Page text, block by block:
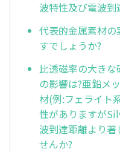
波特性及び電波到
代表的金属素材
すでしょうか?
比透磁率の大き
の影響は?亜鉛メ
材(例:フェライト
性がありますが
波到達距離より
せんか?